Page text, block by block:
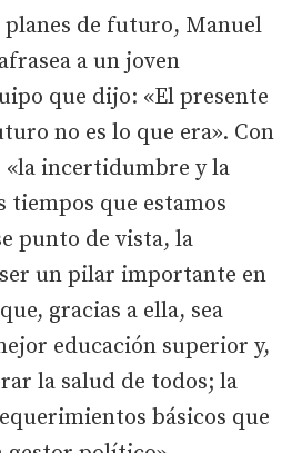
de futuro, Manuel
a un joven
que dijo: «El presente
no es lo que era». Con
«la incertidumbre y la
tiempos que estamos
punto de vista, la
un pilar importante en
gracias a ella, sea
educación superior y,
la salud de todos; la
básicos que